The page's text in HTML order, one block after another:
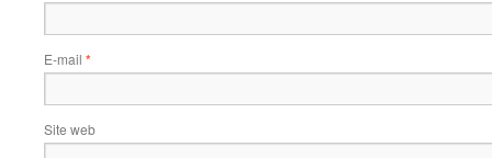
E-mail *
Site web